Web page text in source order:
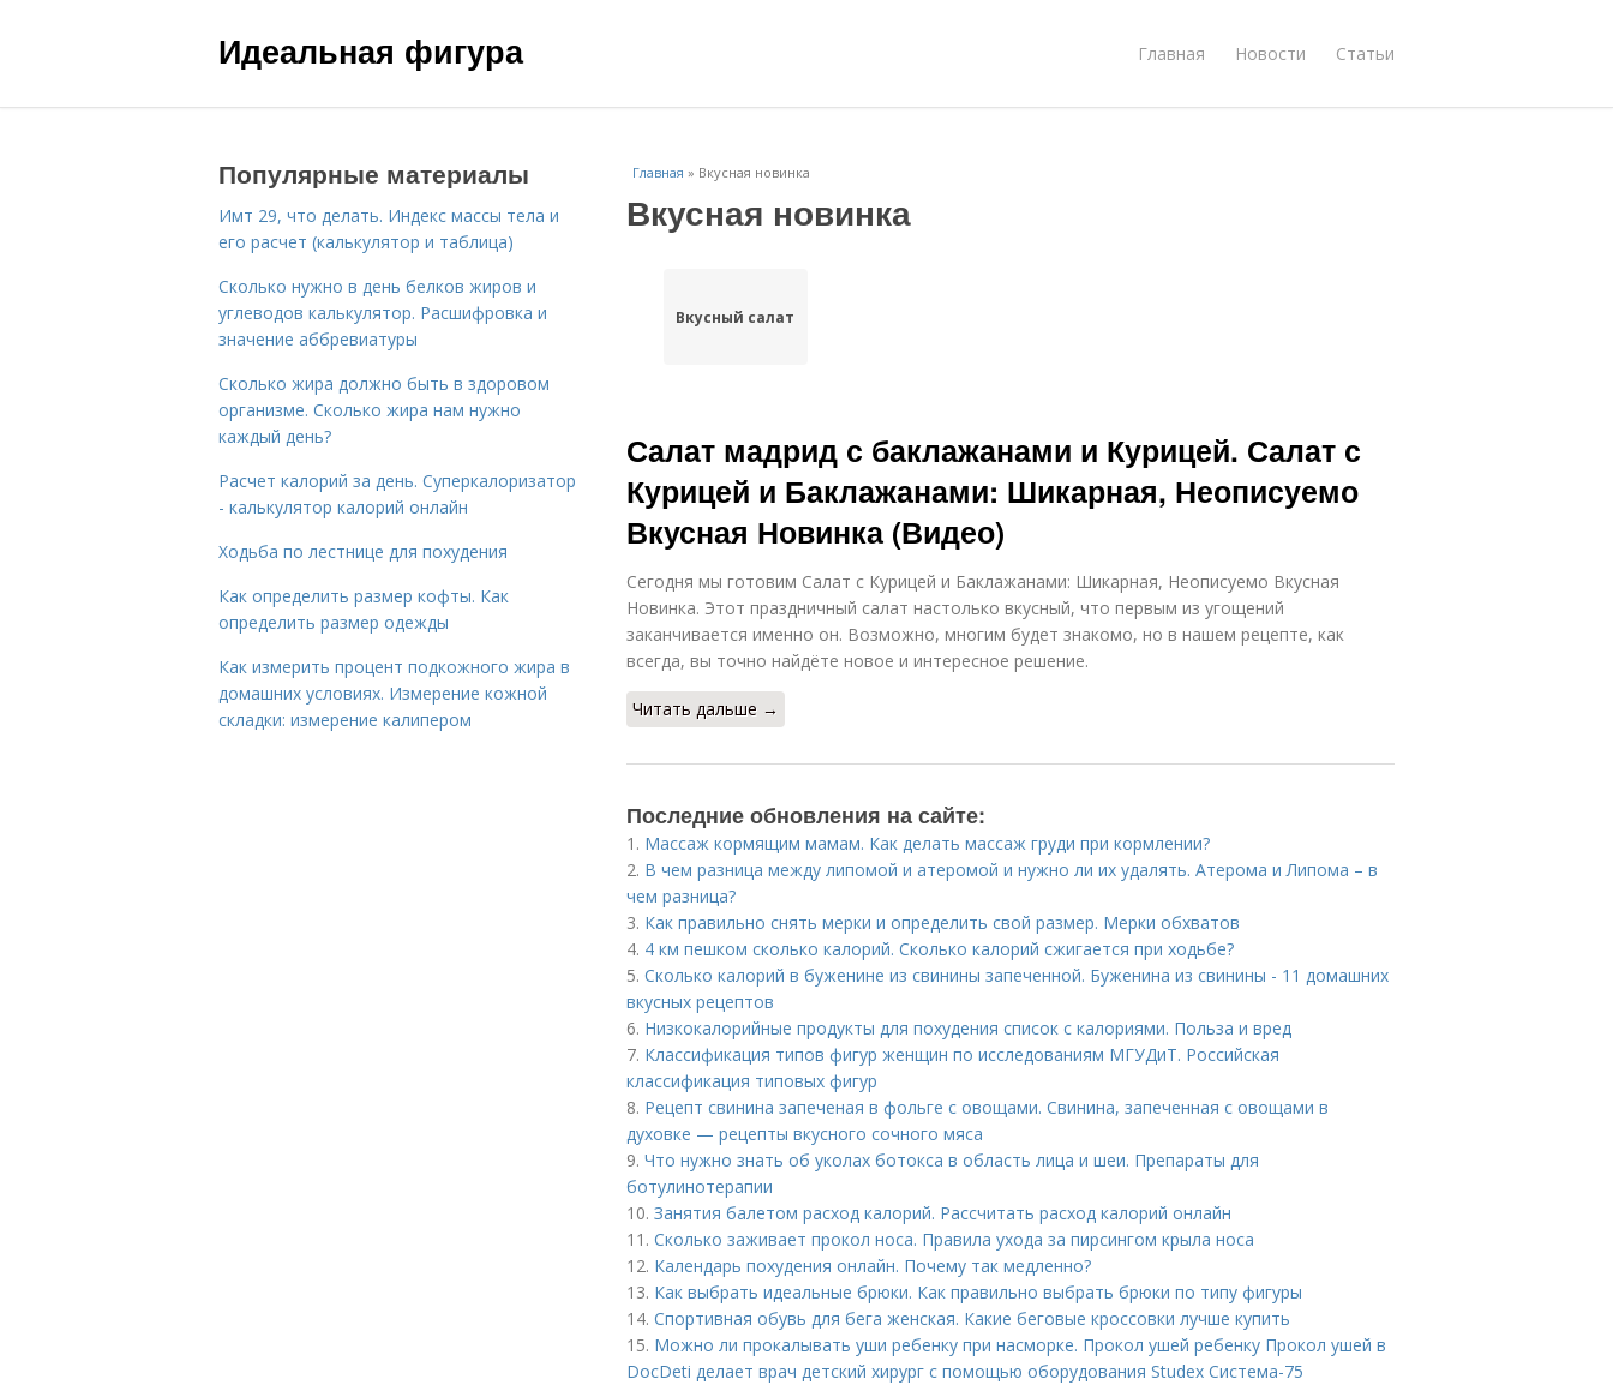
Идеальная фигура Главная Новости Статьи
Главная » Вкусная новинка
Вкусная новинка
Вкусный салат
Салат мадрид с баклажанами и Курицей. Салат с
Курицей и Баклажанами: Шикарная, Неописуемо
Вкусная Новинка (Видео)
Сегодня мы готовим Салат с Курицей и Баклажанами: Шикарная, Неописуемо Вкусная
Новинка. Этот праздничный салат настолько вкусный, что первым из угощений
заканчивается именно он. Возможно, многим будет знакомо, но в нашем рецепте, как
всегда, вы точно найдёте новое и интересное решение.
Читать дальше →
Последние обновления на сайте:
1. Массаж кормящим мамам. Как делать массаж груди при кормлении?
2. В чем разница между липомой и атеромой и нужно ли их удалять. Атерома и Липома – в
чем разница?
3. Как правильно снять мерки и определить свой размер. Мерки обхватов
4. 4 км пешком сколько калорий. Сколько калорий сжигается при ходьбе?
5. Сколько калорий в буженине из свинины запеченной. Буженина из свинины - 11 домашних
вкусных рецептов
6. Низкокалорийные продукты для похудения список с калориями. Польза и вред
7. Классификация типов фигур женщин по исследованиям МГУДиТ. Российская
классификация типовых фигур
8. Рецепт свинина запеченая в фольге с овощами. Свинина, запеченная с овощами в
духовке — рецепты вкусного сочного мяса
9. Что нужно знать об уколах ботокса в область лица и шеи. Препараты для
ботулинотерапии
10. Занятия балетом расход калорий. Рассчитать расход калорий онлайн
11. Сколько заживает прокол носа. Правила ухода за пирсингом крыла носа
12. Календарь похудения онлайн. Почему так медленно?
13. Как выбрать идеальные брюки. Как правильно выбрать брюки по типу фигуры
14. Спортивная обувь для бега женская. Какие беговые кроссовки лучше купить
15. Можно ли прокалывать уши ребенку при насморке. Прокол ушей ребенку Прокол ушей в
DocDeti делает врач детский хирург с помощью оборудования Studex Система-75
Популярные материалы
Имт 29, что делать. Индекс массы тела и
его расчет (калькулятор и таблица)
Сколько нужно в день белков жиров и
углеводов калькулятор. Расшифровка и
значение аббревиатуры
Сколько жира должно быть в здоровом
организме. Сколько жира нам нужно
каждый день?
Расчет калорий за день. Суперкалоризатор
- калькулятор калорий онлайн
Ходьба по лестнице для похудения
Как определить размер кофты. Как
определить размер одежды
Как измерить процент подкожного жира в
домашних условиях. Измерение кожной
складки: измерение калипером